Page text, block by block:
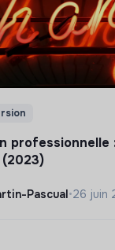
professionnelle
Pascual•26 juin